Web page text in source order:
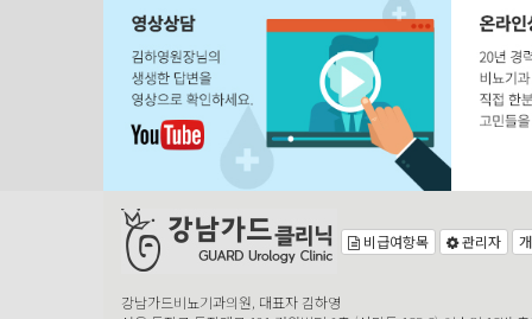
비급여항목 관리자
강남가드비뇨기과의원, 대표자 김하영